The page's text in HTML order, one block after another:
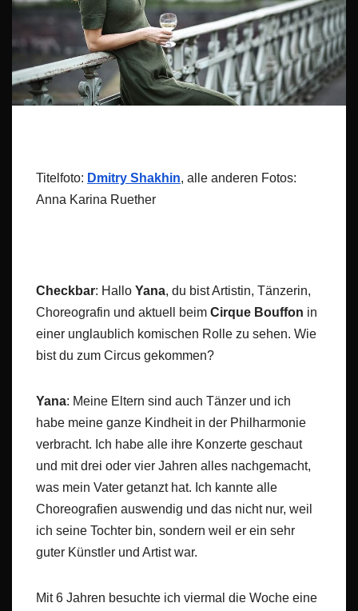
Titelfoto: Dmitry Shakhin, alle anderen Fotos:
Anna Karina Ruether
Checkbar: Hallo Yana, du bist Artistin, Tänzerin,
Choreografin und aktuell beim Cirque Bouffon in
einer unglaublich komischen Rolle zu sehen. Wie
bist du zum Circus gekommen?
Yana: Meine Eltern sind auch Tänzer und ich
habe meine ganze Kindheit in der Philharmonie
verbracht. Ich habe alle ihre Konzerte geschaut
und mit drei oder vier Jahren alles nachgemacht,
was mein Vater getanzt hat. Ich kannte alle
Choreografien auswendig und das nicht nur, weil
ich seine Tochter bin, sondern weil er ein sehr
guter Künstler und Artist war.
Mit 6 Jahren besuchte ich viermal die Woche eine